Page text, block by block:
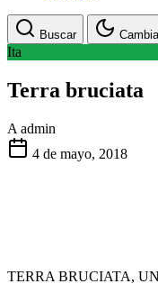
Buscar
Ita
Terra bruciata
A admin
4 de mayo, 2018
TERRA BRUCIATA,